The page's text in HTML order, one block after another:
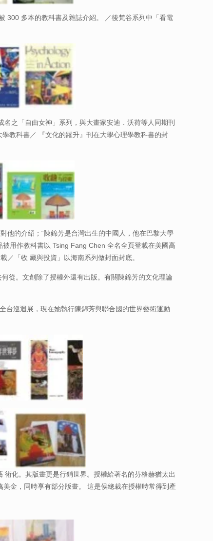
300 多本的教科書及雜誌介紹。 ／後梵谷系列中「看電
之「自由女神」系列，與大畫家安迪．沃荷等人同期刊
教科書／ 『文化的躍升』刊在大學心理學教科書的封
的介紹；“陳錦芳是台灣出生的中國人，他在巴黎大學
用作教科書以 Tsing Fang Chen 全名全頁登載在美國高
／「收 藏與投資」以海南系列做封面封底。
從。文創除了授權外還有出版。有關陳錦芳的文化理論
台巡迴展，現在她執行陳錦芳與聯合國的世界藝術運動
化。其版畫更是行銷世界。授權給著名的芬格赫猶太出
金，同時享有部分版畫。 這是侯總裁在授權時常得到產